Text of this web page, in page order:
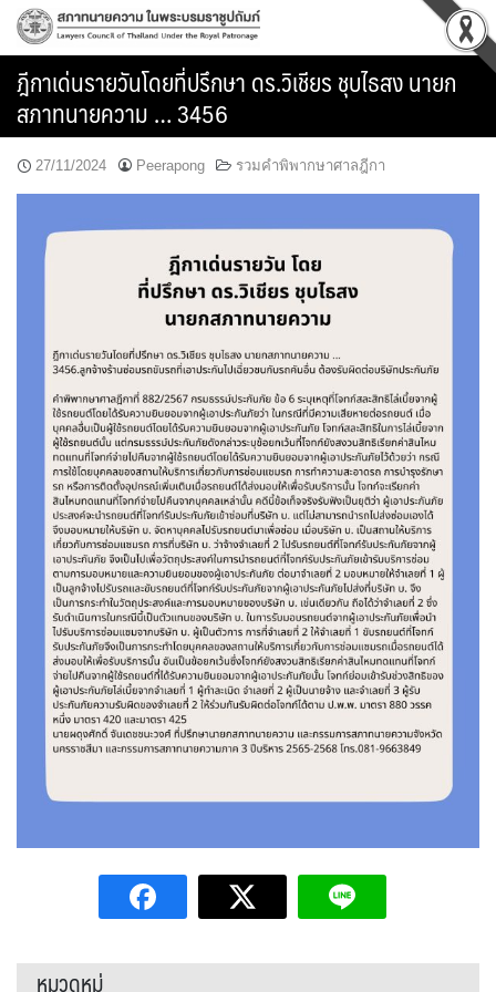
Skip
content
ฎีกาเด่นรายวันโดยที่ปรึกษา ดร.วิเชียร ชุบไธสง นายก
สภาทนายความ … 3456
27/11/2024 Peerapong รวมคำพิพากษาศาลฎีกา
หมวดหมู่